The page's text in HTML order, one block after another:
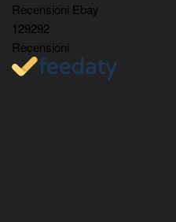
Recensioni Ebay
129292
Recensioni